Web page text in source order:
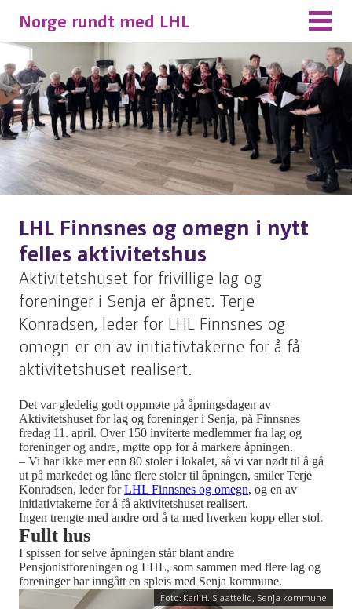
Norge rundt med LHL
LHL Finnsnes og omegn i nytt
felles aktivitetshus
Aktivitetshuset for frivillige lag og
foreninger i Senja er åpnet. Terje
Konradsen, leder for LHL Finnsnes og
omegn er en av initiativtakerne for å få
aktivitetshuset realisert.
Det var gledelig godt oppmøte på åpningsdagen av
Aktivitetshuset for lag og foreninger i Senja, på Finnsnes
fredag 11. april. Over 150 inviterte medlemmer fra lag og
foreninger og andre, møtte opp for å markere åpningen.
– Vi har ikke mer enn 80 stoler i lokalet, så vi var nødt til å gå
ut på markedet og låne flere stoler til åpningen, smiler Terje
Konradsen, leder forLHL Finnsnes og omegn, og en av
initiativtakerne for å få aktivitetshuset realisert.
Ingen trengte med andre ord å ta med hverken kopp eller stol.
Fullt hus
I spissen for selve åpningen står blant andre
Pensjonistforeningen og LHL, som sammen med flere lag og
foreninger har inngått en spleis med Senja kommune.
Foto: Kari H. Slaattelid, Senja kommune